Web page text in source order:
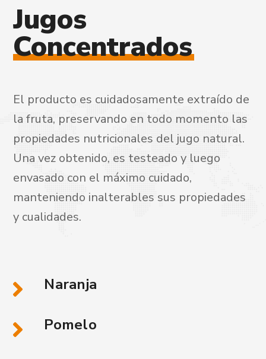
Jugos
Concentrados
El producto es cuidadosamente extraído de
la fruta, preservando en todo momento las
propiedades nutricionales del jugo natural.
Una vez obtenido, es testeado y luego
envasado con el máximo cuidado,
manteniendo inalterables sus propiedades
y cualidades.
Naranja
Pomelo